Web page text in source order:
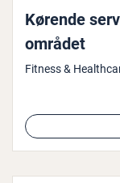
Kørende
om­rå­det
Fitness &